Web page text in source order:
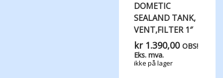
DOMETIC
SEALAND TANK,​
VENT,​FILTER 1″
kr1.390,00 OBS!
Eks. mva.
ikke på lager